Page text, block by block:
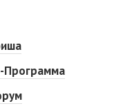
Программа